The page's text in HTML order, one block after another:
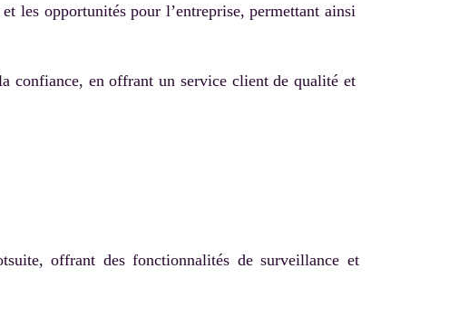
les opportunités pour l’entreprise, permettant ainsi
confiance, en offrant un service client de qualité et
offrant des fonctionnalités de surveillance et